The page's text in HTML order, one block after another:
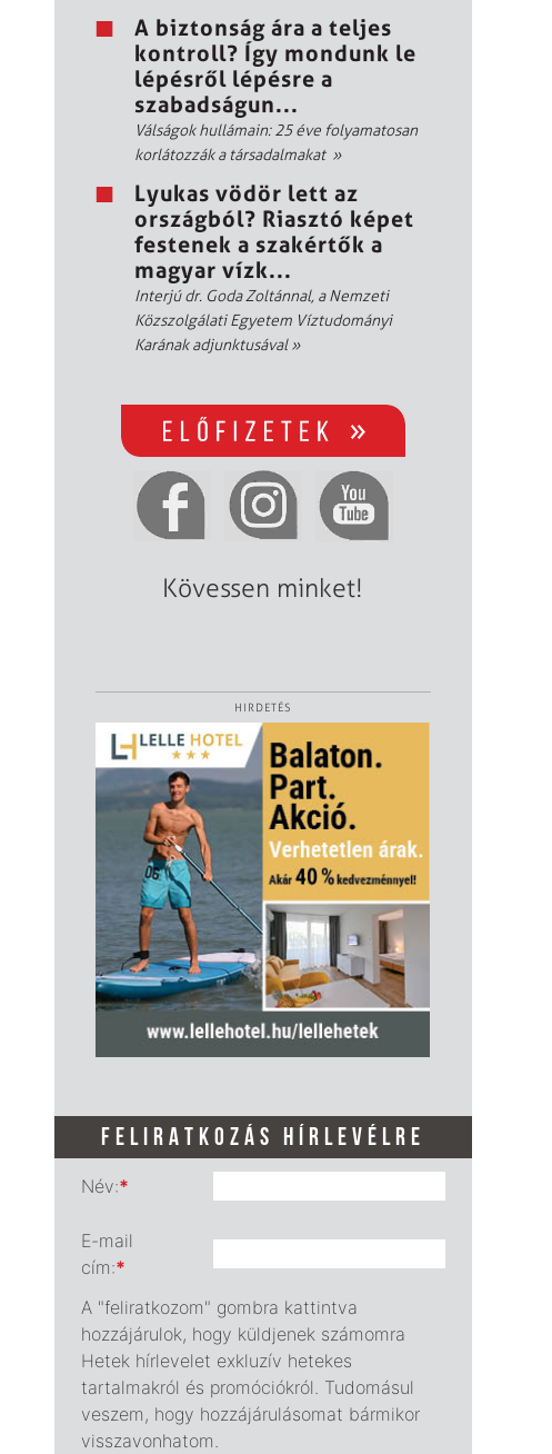
A biztonság ára a teljes
kontroll? Így mondunk le
lépésről lépésre a
szabadságun...
Válságok hullámain: 25 éve folyamatosan
korlátozzák a társadalmakat »
Lyukas vödör lett az
országból? Riasztó képet
festenek a szakértők a
magyar vízk...
Interjú dr. Goda Zoltánnal, a Nemzeti
Közszolgálati Egyetem Víztudományi
Karának adjunktusával»
Kövessen minket!
HIRDETÉS
FELIRATKOZÁS HÍRLEVÉLRE
Név:*
E-mail
cím:*
A "feliratkozom" gombra kattintva
hozzájárulok, hogy küldjenek számomra
Hetek hírlevelet exkluzív hetekes
tartalmakról és promóciókról. Tudomásul
veszem, hogy hozzájárulásomat bármikor
visszavonhatom.